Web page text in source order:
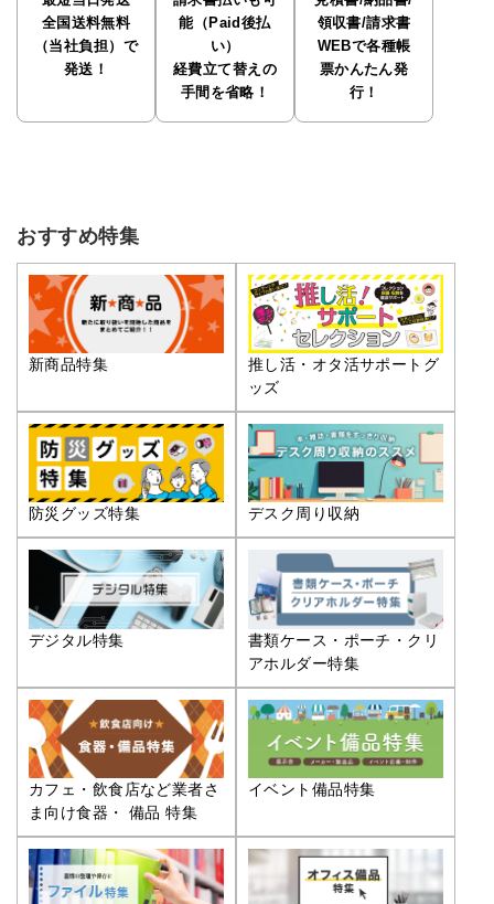
全国送料無料
（当社負担）で
発送！
能（Paid後払
い）
経費立て替えの
手間を省略！
領収書/請求書
WEBで各種帳
票かんたん発
行！
おすすめ特集
新商品特集
推し活・オタ活サポートグ
ッズ
防災グッズ特集 デスク周り収納
デジタル特集
書類ケース・ポーチ・クリ
アホルダー特集
カフェ・飲食店など業者さ
ま向け食器・ 備品 特集
イベント備品特集